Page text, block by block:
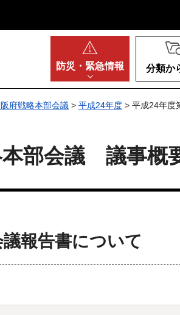
防災・ 緊急情報 分類か
府戦略本部会議 > 平成24年度 > 平成24年度
部会議 議事概
報告書について